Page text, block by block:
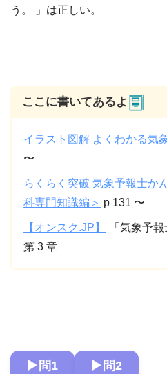
う。 」は正しい。
ここに書いてあるよ
イラスト図解 よくわかる気
〜
らくらく突破 気象予報士か
科専門知識編＞ p 131 〜
【オンスク.JP】
「気象予
第 3 章
▶︎問1 ▶︎問2